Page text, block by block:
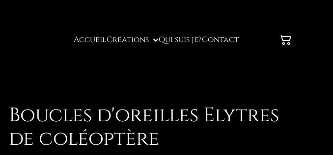
AccueilCréations Qui suis je?Contact
Boucles d'oreilles Elytres
de coléoptère